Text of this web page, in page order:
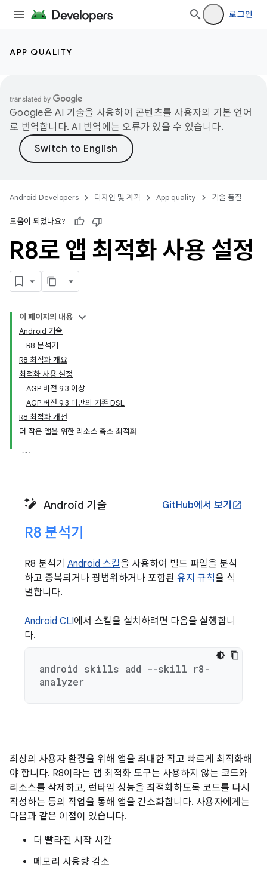
로그인
APP QUALITY
Google은 AI 기술을 사용하여 콘텐츠를 사용자의 기본 언어
로 번역합니다. AI 번역에는 오류가 있을 수 있습니다.
Android Developers 디자인 및 계획 App quality 기술 품질
도움이 되었나요?
R8로 앱 최적화 사용 설정
이 페이지의 내용
Android 기술
R8 분석기
R8 최적화 개요
최적화 사용 설정
AGP 버전 9.3 이상
AGP 버전 9.3 미만의 기존 DSL
R8 최적화 개선
더 작은 앱을 위한 리소스 축소 최적화
Android 기술 GitHub에서 보기 open_in_new
R8 분석기
R8 분석기 Android 스킬을 사용하여 빌드 파일을 분석
하고 중복되거나 광범위하거나 포함된 유지 규칙을 식
별합니다.
Android CLI에서 스킬을 설치하려면 다음을 실행합니
다.
android skills add --skill r8-
analyzer
최상의 사용자 환경을 위해 앱을 최대한 작고 빠르게 최적화해
야 합니다. R8이라는 앱 최적화 도구는 사용하지 않는 코드와
리소스를 삭제하고, 런타임 성능을 최적화하도록 코드를 다시
작성하는 등의 작업을 통해 앱을 간소화합니다. 사용자에게는
다음과 같은 이점이 있습니다.
더 빨라진 시작 시간
메모리 사용량 감소